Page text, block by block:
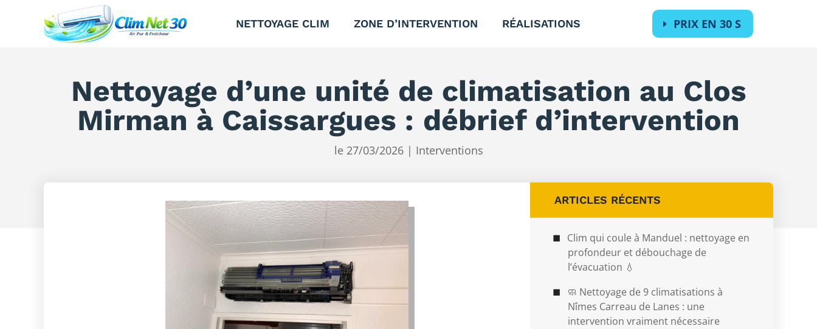
NETTOYAGE CLIM ZONE D’INTERVENTION RÉALISATIONS PRIX EN 30 S
Nettoyage d’une unité de climatisation au Clos
Mirman à Caissargues : débrief d’intervention
le 27/03/2026| Interventions
ARTICLES RÉCENTS
Clim qui coule à Manduel : nettoyage en
profondeur et débouchage de
l’évacuation 💧
🧼 Nettoyage de 9 climatisations à
Nîmes Carreau de Lanes : une
intervention vraiment nécessaire